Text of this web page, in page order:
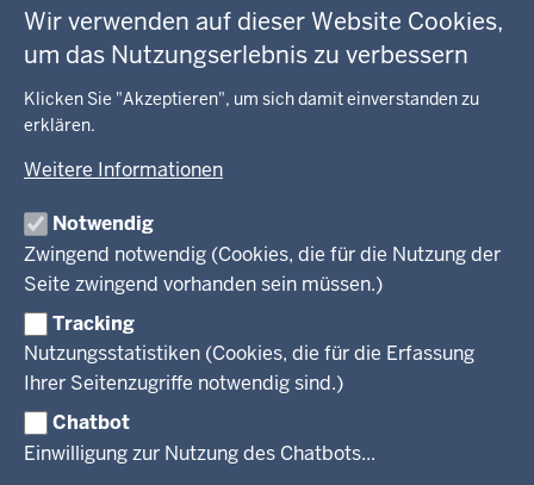
Wir verwenden auf dieser Website Cookies,
um das Nutzungserlebnis zu verbessern
Klicken Sie "Akzeptieren", um sich damit einverstanden zu
erklären.
Weitere Informationen
Notwendig
Zwingend notwendig (Cookies, die für die Nutzung der
Seite zwingend vorhanden sein müssen.)
Tracking
Nutzungsstatistiken (Cookies, die für die Erfassung
Ihrer Seitenzugriffe notwendig sind.)
Chatbot
Einwilligung zur Nutzung des Chatbots...
Fußzeile
Gesundheit und Soziales
Kommunales, Planung, Bauen und Verkehr
Schule und Bildung
Wirtschaft und Kultur
GEOBASIS NRW
Ausbildung und Karriere
Geodaten-Anwendungen
Neues
Produkte und Dienste
TIM-online
Webdienste
Amtsblatt
Behördenleitung
Leitbild
Personalvertretung
Regierungsbezirk
Reisekostenstelle
Veranstaltungen
Stellenangebote
Stellenangebote Schule
Praktikum
Referendariate
Bewerbung
Vormerkstelle NRW
PRESSE
Mediathek
Newsletter
Pressekontakt
Pressemitteilungen
Publikationen
VERFAHREN UND BEKANNTMACHUNGEN
Bekanntmachungen
Legionellen
Luftreinhaltepläne
Verfahrensübersichten
Überwachung umweltrelevanter Anlagen
Facebook
Instagram
LinkedIn
© 2026 Bezirksregierung Köln